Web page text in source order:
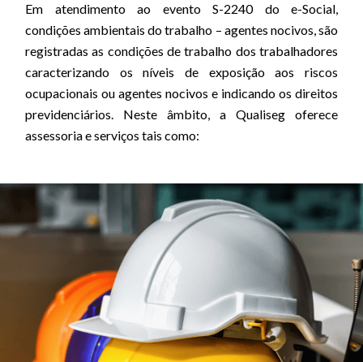
Em atendimento ao evento S-2240 do e-Social,
condições ambientais do trabalho – agentes nocivos, são
registradas as condições de trabalho dos trabalhadores
caracterizando os níveis de exposição aos riscos
ocupacionais ou agentes nocivos e indicando os direitos
previdenciários. Neste âmbito, a Qualiseg oferece
assessoria e serviços tais como: